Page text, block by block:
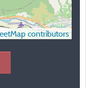
contributors